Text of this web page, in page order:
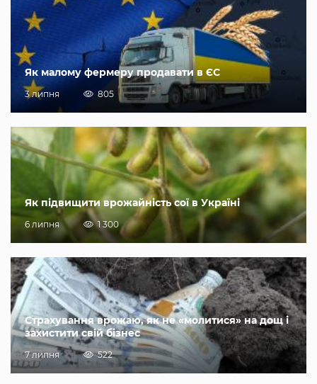
Як малому фермеру продавати в ЄС
3 липня 805
Як підвищити врожайність сої в Україні
6 липня 1 300
Страхування врожаю, як не «молитися» на дощ і
захистити свій бізнес
7 липня 522